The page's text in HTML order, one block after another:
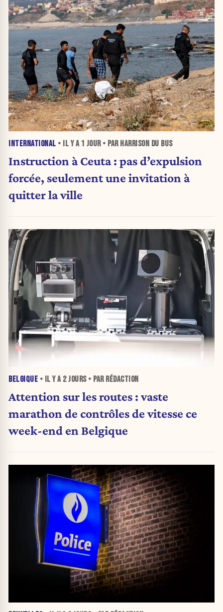
INTERNATIONAL • IL Y A 1 JOUR• PAR HARRISON DU BUS
Instruction à Ceuta : pas d’expulsion
forcée, seulement une invitation à
quitter la ville
BELGIQUE • IL Y A 2 JOURS• PAR RÉDACTION
Attention sur les routes : vaste
marathon de contrôles de vitesse ce
week-end en Belgique